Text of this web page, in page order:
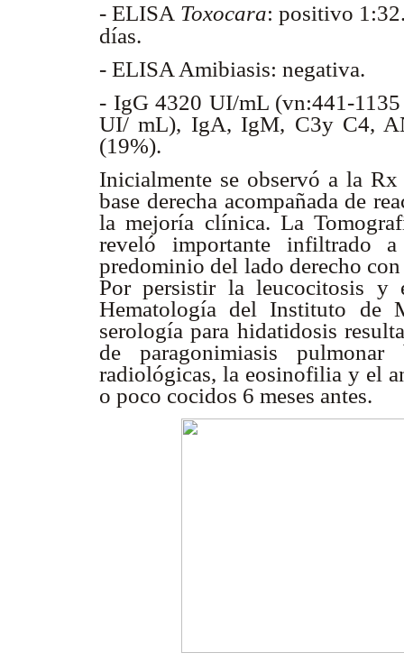
- ELISA Toxocara: positivo
días.
- ELISA Amibiasis: negativa.
- IgG 4320 UI/mL (vn:441-
UI/ mL), IgA, IgM, C3y C4,
(19%).
Inicialmente se observó a la
base derecha acompañada de
la mejoría clínica. La
reveló importante infiltrado
predominio del lado derecho
Por persistir la leucocitosis y
Hematología del Instituto de
serología para hidatidosis
de paragonimiasis
radiológicas, la eosinofilia y el
o poco cocidos 6 meses antes.